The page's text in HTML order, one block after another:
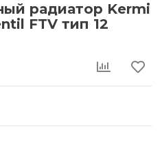
радиатор Kermi
FTV тип 12